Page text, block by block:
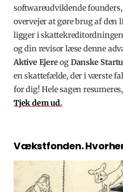
softwareudviklende
overvejer at gøre brug af den
ligger i
og din revisor læse denne
Aktive Ejereog Danske
en skattefælde, der i værste
for dig! Hele sagen
Tjek dem ud.
Vækstfonden.